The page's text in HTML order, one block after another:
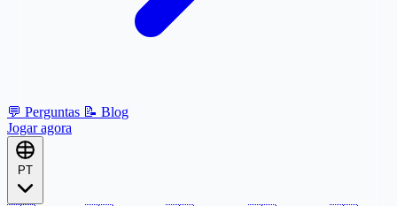
💬 Perguntas 📝 Blog
Jogar agora
PT